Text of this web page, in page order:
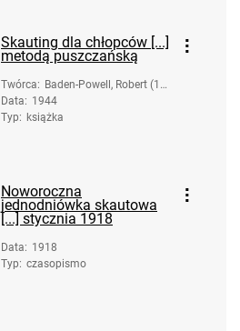
Skauting dla chłopców [...]
metodą puszczańską
Twórca: Baden-Powell, Robert (18
57-1941)
Data: 1944
Typ: książka
Noworoczna
jednodniówka skautowa
[...] stycznia 1918
Data: 1918
Typ: czasopismo